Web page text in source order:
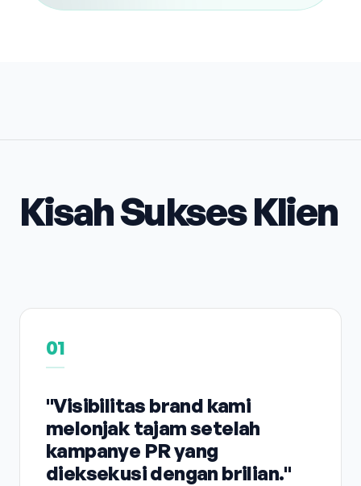
Kisah Sukses Klien
01
"Visibilitas brand kami
melonjak tajam setelah
kampanye PR yang
dieksekusi dengan brilian."